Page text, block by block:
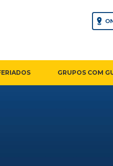
GRUPOS COM